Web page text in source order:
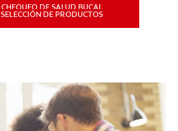
PARA PROFESIONALES
CHEQUEO DE SALUD BUCAL
SELECCIÓN DE PRODUCTOS